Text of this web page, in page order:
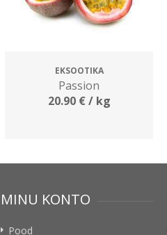
EKSOOTIKA
Passion
20.90 €/ kg
MINU KONTO
Pood